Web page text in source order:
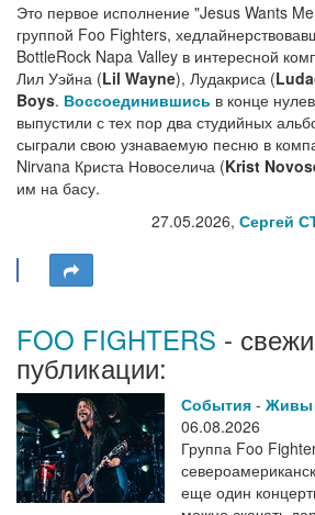
Это первое исполнение "Jesus Wants
группой Foo Fighters,
BottleRock Napa Valley в интересной
Лил Уэйна (Lil Wayne), Лудакриса (
Boys. Воссоединившись в конце
выпустили с тех пор два студийных
сыграли свою узнаваемую песню в
Nirvana Криста Новоселича (Krist
им на басу.
27.05.2026, Сергей
FOO FIGHTERS -
публикации:
События - Живы
06.08.2026
Группа Foo
еще один